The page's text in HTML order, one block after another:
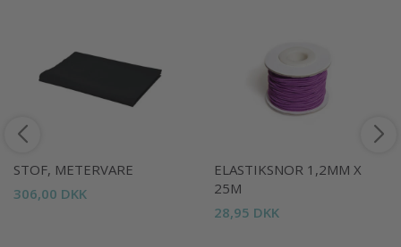
STOF, METERVARE
306,00 DKK
ELASTIKSNOR 1,2MM X
25M
28,95 DKK